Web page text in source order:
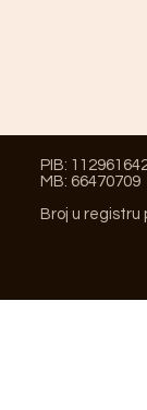
PIB:
MB: 66470709
Broj u registru